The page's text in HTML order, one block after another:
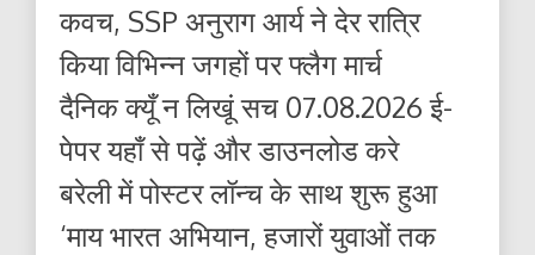
कवच, SSP अनुराग आर्य ने देर रात्रि
किया विभिन्न जगहों पर फ्लैग मार्च
दैनिक क्यूँ न लिखूं सच 07.08.2026 ई-
पेपर यहाँ से पढ़ें और डाउनलोड करे
बरेली में पोस्टर लॉन्च के साथ शुरू हुआ
‘माय भारत अभियान, हजारों युवाओं तक